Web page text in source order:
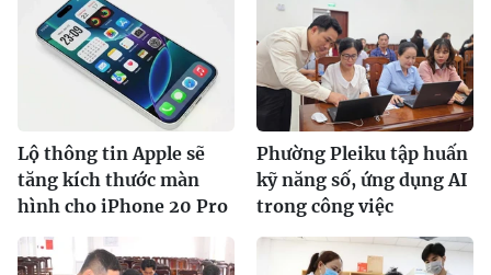
Lộ thông tin Apple sẽ
tăng kích thước màn
hình cho iPhone 20 Pro
Phường Pleiku tập huấn
kỹ năng số, ứng dụng AI
trong công việc